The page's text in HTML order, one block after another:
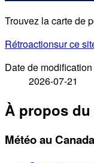
Trouvez la carte de
Rétroactionsur ce
Date de modification
2026-07-21
À propos
Météo au Canada